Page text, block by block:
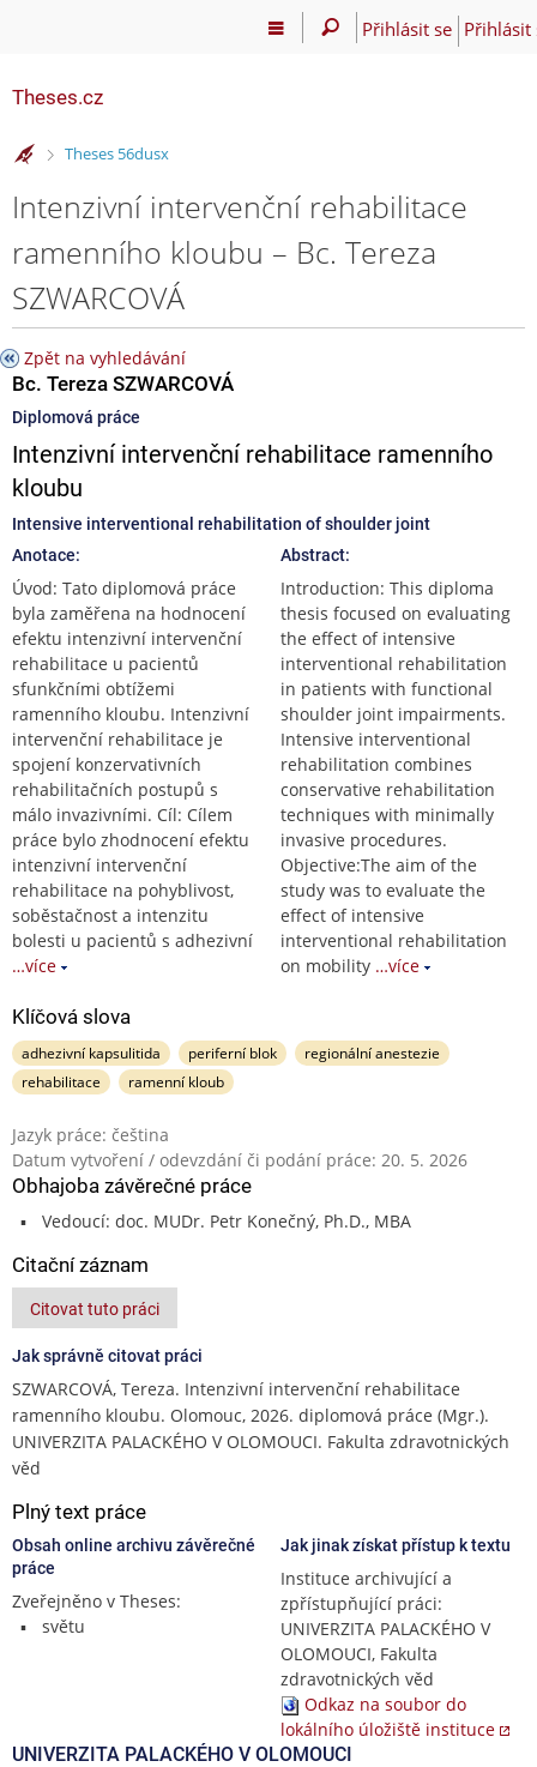
Přihlásit se Přihlásit
Theses.cz
>
Theses 56dusx
Intenzivní intervenční rehabilitace
ramenního kloubu – Bc. Tereza
SZWARCOVÁ
Zpět na vyhledávání
Bc. Tereza SZWARCOVÁ
Diplomová práce
Intenzivní intervenční rehabilitace ramenního
kloubu
Intensive interventional rehabilitation of shoulder joint
Anotace:
Úvod: Tato diplomová práce
byla zaměřena na hodnocení
efektu intenzivní intervenční
rehabilitace u pacientů
sfunkčními obtížemi
ramenního kloubu. Intenzivní
intervenční rehabilitace je
spojení konzervativních
rehabilitačních postupů s
málo invazivními. Cíl: Cílem
práce bylo zhodnocení efektu
intenzivní intervenční
rehabilitace na pohyblivost,
soběstačnost a intenzitu
bolesti u pacientů s adhezivní
…více
Abstract:
Introduction: This diploma
thesis focused on evaluating
the effect of intensive
interventional rehabilitation
in patients with functional
shoulder joint impairments.
Intensive interventional
rehabilitation combines
conservative rehabilitation
techniques with minimally
invasive procedures.
Objective:The aim of the
study was to evaluate the
effect of intensive
interventional rehabilitation
on mobility …více
Klíčová slova
adhezivní kapsulitida periferní blok
regionální anestezie
rehabilitace
ramenní kloub
Jazyk práce: čeština
Datum vytvoření / odevzdání či podání práce: 20. 5. 2026
Obhajoba závěrečné práce
Vedoucí: doc. MUDr. Petr Konečný, Ph.D., MBA
Citační záznam
Citovat tuto práci
Jak správně citovat práci
SZWARCOVÁ, Tereza. Intenzivní intervenční rehabilitace
ramenního kloubu. Olomouc, 2026. diplomová práce (Mgr.).
UNIVERZITA PALACKÉHO V OLOMOUCI. Fakulta zdravotnických
věd
Plný text práce
Obsah online archivu závěrečné
práce
Zveřejněno v Theses:
světu
Jak jinak získat přístup k textu
Instituce archivující a
zpřístupňující práci:
UNIVERZITA PALACKÉHO V
OLOMOUCI, Fakulta
zdravotnických věd
Odkaz na soubor do
lokálního úložiště instituce
UNIVERZITA PALACKÉHO V OLOMOUCI